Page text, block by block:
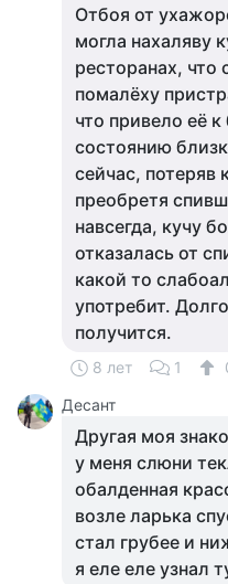
Отбоя от
могла нахаляву
ресторанах, что
помалёху
что привело её
состоянию
сейчас, потеряв
преобретя
навсегда, кучу
отказалась от
какой то
употребит.
получится.
8 лет 1
Десант
Другая моя
у меня слюни
обалденная
возле ларька
стал грубее и
я еле еле узнал